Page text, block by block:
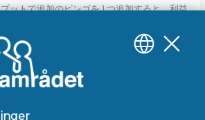
ットで追加のビンゴを 1 つ追加すると、利益
、簡単な作業ではありません。数千ドル相当
するビンゴ追加 Web サイトは無数にありま
と労力に見合うだけの価値があるとは限りま